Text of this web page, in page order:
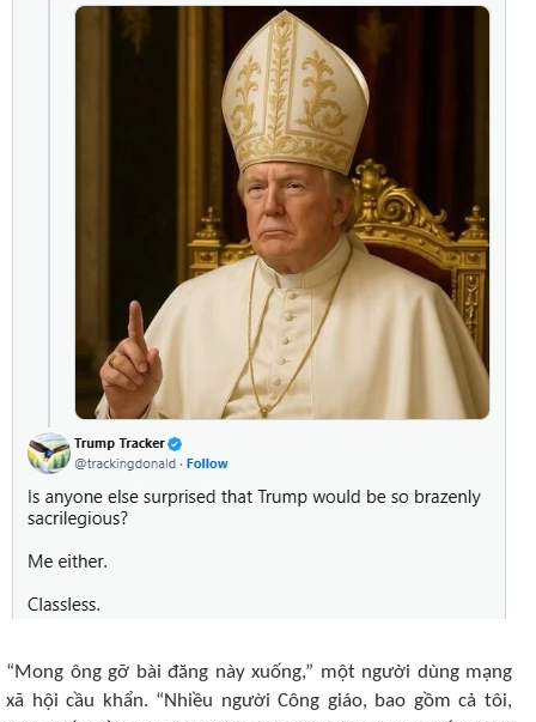
“Mong ông gỡ bài đăng này xuống,” một người dùng mạng
xã hội cầu khẩn. “Nhiều người Công giáo, bao gồm cả tôi,